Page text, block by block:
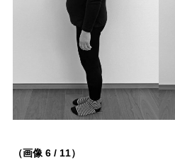
（画像 6 / 11）